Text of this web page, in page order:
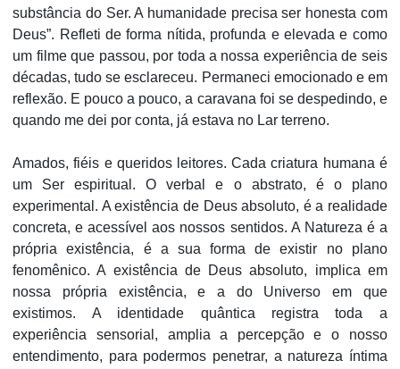
substância do Ser. A humanidade precisa ser honesta com
Deus”. Refleti de forma nítida, profunda e elevada e como
um filme que passou, por toda a nossa experiência de seis
décadas, tudo se esclareceu. Permaneci emocionado e em
reflexão. E pouco a pouco, a caravana foi se despedindo, e
quando me dei por conta, já estava no Lar terreno.
Amados, fiéis e queridos leitores. Cada criatura humana é
um Ser espiritual. O verbal e o abstrato, é o plano
experimental. A existência de Deus absoluto, é a realidade
concreta, e acessível aos nossos sentidos. A Natureza é a
própria existência, é a sua forma de existir no plano
fenomênico. A existência de Deus absoluto, implica em
nossa própria existência, e a do Universo em que
existimos. A identidade quântica registra toda a
experiência sensorial, amplia a percepção e o nosso
entendimento, para podermos penetrar, a natureza íntima